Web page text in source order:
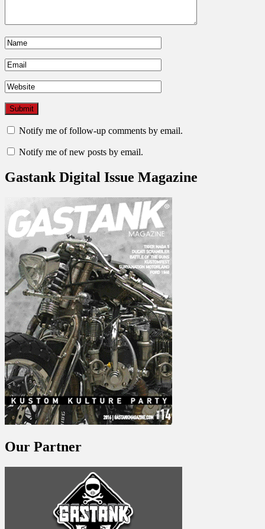
Notify me of follow-up comments by email.
Notify me of new posts by email.
Gastank Digital Issue Magazine
Our Partner